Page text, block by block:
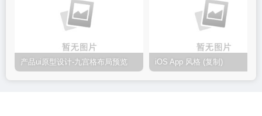
产品ui原型设计-九宫格布局预览 iOS App 风格 (复制)